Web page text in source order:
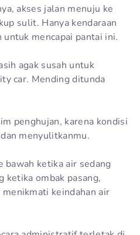
akses jalan menuju ke
sulit. Hanya kendaraan
untuk mencapai pantai ini.
agak susah untuk
car. Mending ditunda
penghujan, karena kondisi
menyulitkanmu.
bawah ketika air sedang
ketika ombak pasang,
keindahan air